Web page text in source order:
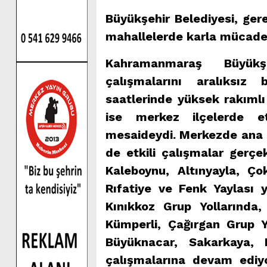
Büyükşehir Belediyesi,
mahallelerde karla
Kahramanmaraş
çalışmalarını
saatlerinde yüksek
ise merkez ilçelerde
mesaideydi. Merkezde
de etkili çalışmalar
Kaleboynu, Altınyayla,
Rıfatiye ve Fenk Yaylası
Kınıkkoz Grup
Kümperli, Çağırgan Grup
Büyüknacar, Sakarkaya,
çalışmalarına devam